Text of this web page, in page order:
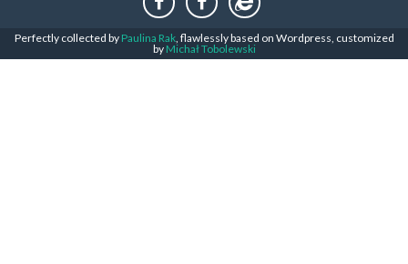
Perfectly collected by Paulina Rak, flawlessly based on Wordpress, customized
by Michał Tobolewski